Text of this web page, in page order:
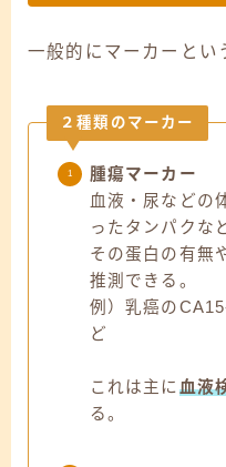
一般的にマーカーとい
２種類のマーカー
腫瘍マーカー
血液・尿などの
ったタンパクな
その蛋白の有無
推測できる。
例）乳癌の
ど
これは主に血液
る。